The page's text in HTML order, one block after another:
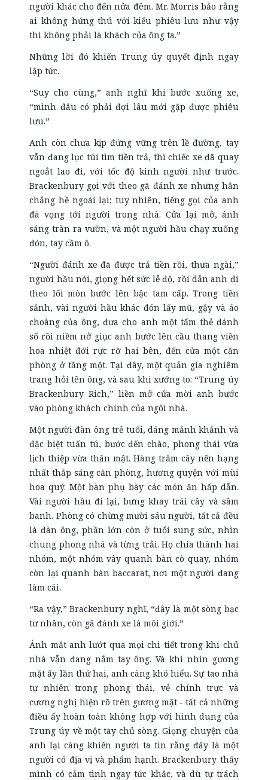
người khác cho đến nửa đêm. Mr. Morris bảo rằng
ai không hứng thú với kiểu phiêu lưu như vậy
thì không phải là khách của ông ta.”
Những lời đó khiến Trung úy quyết định ngay
lập tức.
“Suy cho cùng,” anh nghĩ khi bước xuống xe,
“mình đâu có phải đợi lâu mới gặp được phiêu
lưu.”
Anh còn chưa kịp đứng vững trên lề đường, tay
vẫn đang lục túi tìm tiền trả, thì chiếc xe đã quay
ngoắt lao đi, với tốc độ kinh người như trước.
Brackenbury gọi với theo gã đánh xe nhưng hắn
chẳng hề ngoái lại; tuy nhiên, tiếng gọi của anh
đã vọng tới người trong nhà. Cửa lại mở, ánh
sáng tràn ra vườn, và một người hầu chạy xuống
đón, tay cầm ô.
“Người đánh xe đã được trả tiền rồi, thưa ngài,”
người hầu nói, giọng hết sức lễ độ, rồi dẫn anh đi
theo lối mòn bước lên bậc tam cấp. Trong tiền
sảnh, vài người hầu khác đón lấy mũ, gậy và áo
choàng của ông, đưa cho anh một tấm thẻ đánh
số rồi niềm nở giục anh bước lên cầu thang viền
hoa nhiệt đới rực rỡ hai bên, đến cửa một căn
phòng ở tầng một. Tại đây, một quản gia nghiêm
trang hỏi tên ông, và sau khi xướng to: “Trung úy
Brackenbury Rich,” liền mở cửa mời anh bước
vào phòng khách chính của ngôi nhà.
Một người đàn ông trẻ tuổi, dáng mảnh khảnh và
đặc biệt tuấn tú, bước đến chào, phong thái vừa
lịch thiệp vừa thân mật. Hàng trăm cây nến hạng
nhất thắp sáng căn phòng, hương quyện với mùi
hoa quý. Một bàn phụ bày các món ăn hấp dẫn.
Vài người hầu đi lại, bưng khay trái cây và sâm
banh. Phòng có chừng mười sáu người, tất cả đều
là đàn ông, phần lớn còn ở tuổi sung sức, nhìn
chung phong nhã và từng trải. Họ chia thành hai
nhóm, một nhóm vây quanh bàn cò quay, nhóm
còn lại quanh bàn baccarat, nơi một người đang
làm cái.
“Ra vậy,” Brackenbury nghĩ, “đây là một sòng bạc
tư nhân, còn gã đánh xe là môi giới.”
Ánh mắt anhlướt qua mọi chi tiết trong khi chủ
nhà vẫn đang nắm tay ông. Và khi nhìn gương
mặt ấy lần thứ hai, anhcàng khó hiểu. Sự tao nhã
tự nhiên trong phong thái, vẻ chính trực và
cương nghị hiện rõ trên gương mặt - tất cả những
điều ấy hoàn toàn không hợp với hình dung của
Trung úy về một tay chủ sòng. Giọng chuyện của
anh lại càng khiến người ta tin rằng đây là một
người có địa vị và phẩm hạnh. Brackenbury thấy
mình có cảm tình ngay tức khắc, và dù tự trách